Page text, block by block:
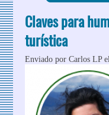
Claves para
turística
Enviado porCarlos LP